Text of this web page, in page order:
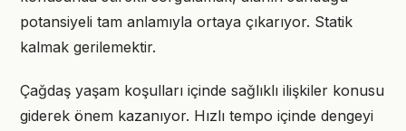
potansiyeli tam anlamıyla ortaya çıkarıyor. Statik
kalmak gerilemektir.
Çağdaş yaşam koşulları içinde sağlıklı ilişkiler konusu
giderek önem kazanıyor. Hızlı tempo içinde dengeyi